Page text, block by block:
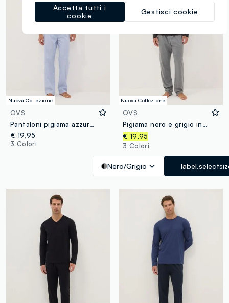
Nuova Collezione
OVS
Pantaloni pigiama azzurri a righe in cotone organico
€ 19,95
3 Colori
Nuova Collezione
OVS
Pigiama nero e grigio in puro cotone organico a righe con girocollo
€ 19,95
3 Colori
Nero/Grigio
Gestisci cookie
Accetta tutti i
cookie